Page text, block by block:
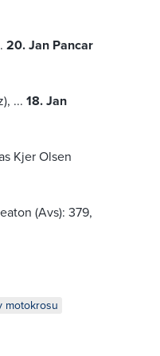
20. Jan Pancar
... 18. Jan
Kjer Olsen
(Avs): 379,
motokrosu